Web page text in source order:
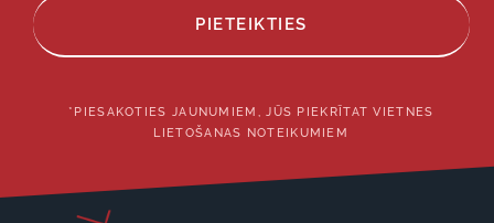
PIETEIKTIES
*PIESAKOTIES JAUNUMIEM, JŪS PIEKRĪTAT VIETNES
LIETOŠANAS NOTEIKUMIEM